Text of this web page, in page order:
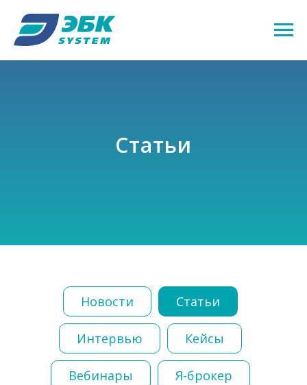
Статьи
Новости Статьи
Интервью Кейсы
Вебинары Я-брокер